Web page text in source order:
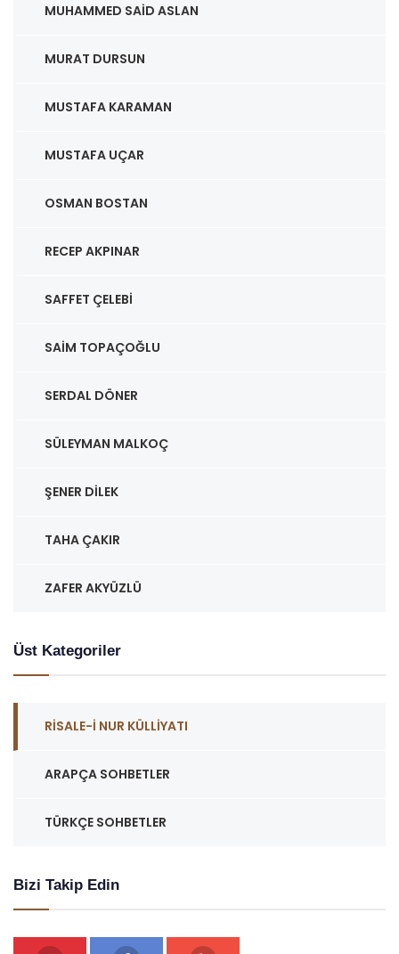
MUHAMMED SAID ASLAN
MURAT DURSUN
MUSTAFA KARAMAN
MUSTAFA UÇAR
OSMAN BOSTAN
RECEP AKPINAR
SAFFET ÇELEBI
SAIM TOPAÇOĞLU
SERDAL DÖNER
SÜLEYMAN MALKOÇ
ŞENER DILEK
TAHA ÇAKIR
ZAFER AKYÜZLÜ
Üst Kategoriler
RISALE-I NUR KÜLLIYATI
ARAPÇA SOHBETLER
TÜRKÇE SOHBETLER
Bizi Takip Edin